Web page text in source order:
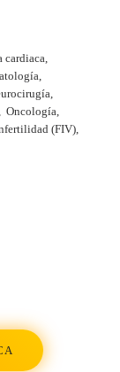
cardiaca
Oncología
(FIV)